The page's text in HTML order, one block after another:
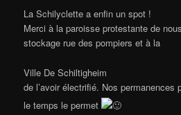
La Schilyclette a enfin un spot !
Merci à la paroisse protestante de
stockage rue des pompiers et à la
Ville De Schiltigheim
de l’avoir électrifié. Nos permanences
le temps le permet